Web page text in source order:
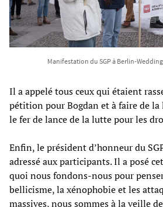
Manifestation du SGP à Berlin-
Il a appelé tous ceux qui étaient
pétition pour Bogdan et à faire de
le fer de lance de la lutte pour les
Enfin, le président d’honneur du
adressé aux participants. Il a posé
quoi nous fondons-nous pour
bellicisme, la xénophobie et les
massives, nous sommes à la veille